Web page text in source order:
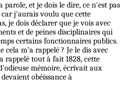
et je dois le dire, ce n'est pas
j'aurais voulu que cette
je dois déclarer que je vois avec
et de peines disciplinaires qui
certains fonctionnaires publics.
cela m'a rappelé ? Je le dis avec
rappelé tout à fait 1828, cette
mémoire, écrivait aux
obéissance à